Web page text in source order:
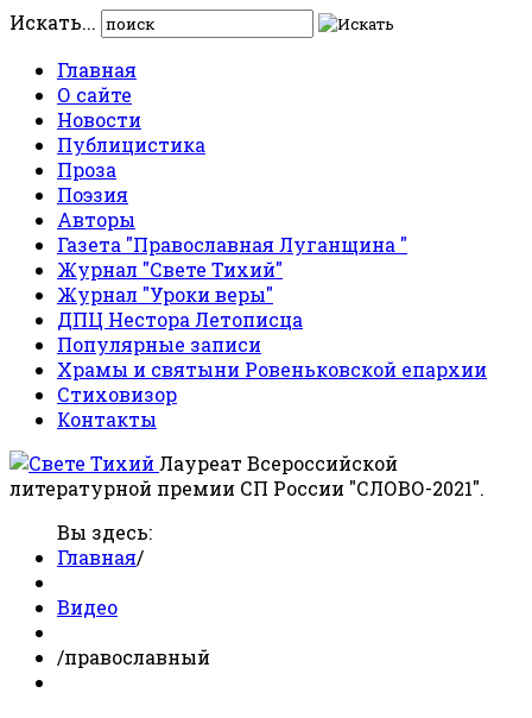
Искать...
Главная
О сайте
Новости
Публицистика
Проза
Поэзия
Авторы
Газета "Православная Луганщина "
Журнал "Свете Тихий"
Журнал "Уроки веры"
ДПЦ Нестора Летописца
Популярные записи
Храмы и святыни Ровеньковской епархии
Стиховизор
Контакты
Лауреат Всероссийской
литературной премии СП России "СЛОВО-2021".
Вы здесь:
Главная/
Видео
/православный